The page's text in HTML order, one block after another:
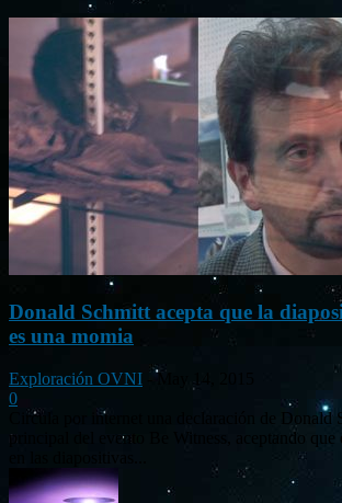
Donald Schmitt acepta que la
es una momia
Exploración OVNI - May 14, 2015
0
Circula por internet una declaración de Donald
principal del evento Be Witness, aceptando que